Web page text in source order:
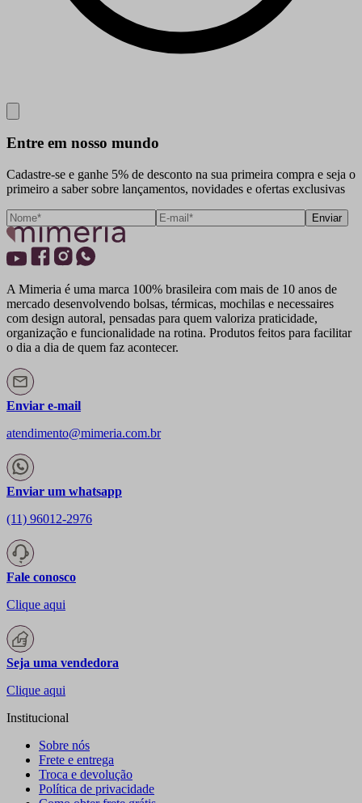
Entre em nosso mundo
Cadastre-se e ganhe 5% de desconto na sua primeira compra e seja o
primeiro a saber sobre lançamentos, novidades e ofertas exclusivas
Enviar
A Mimeria é uma marca 100% brasileira com mais de 10 anos de
mercado desenvolvendo bolsas, térmicas, mochilas e necessaires
com design autoral, pensadas para quem valoriza praticidade,
organização e funcionalidade na rotina. Produtos feitos para facilitar
o dia a dia de quem faz acontecer.
Enviar e-mail
atendimento@mimeria.com.br
Enviar um whatsapp
(11) 96012-2976
Fale conosco
Clique aqui
Seja uma vendedora
Clique aqui
Institucional
Sobre nós
Frete e entrega
Troca e devolução
Política de privacidade